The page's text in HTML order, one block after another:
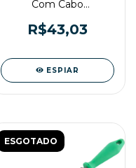
Com Cabo
Pecas Vonder
R$43,03
ESPIAR
ESGOTADO